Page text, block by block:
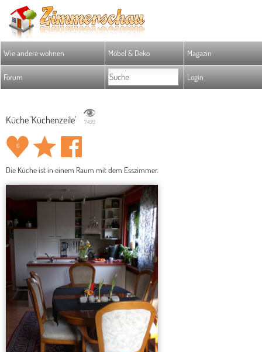
Wie andere wohnen Möbel & Deko Magazin
Forum Login
Küche 'Küchenzeile' 7.499
6
Die Küche ist in einem Raum mit dem Esszimmer.